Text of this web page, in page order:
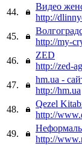
44.
Видео
http://
45.
http://my-
46.
ZED
http://zed-
47.
hm.ua -
http://hm.ua
48.
Qezel
http://
49.
http://